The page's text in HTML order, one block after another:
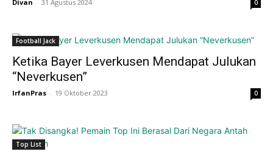
Divan - 31 Agustus 2024 0
Football Jack
Ketika Bayer Leverkusen Mendapat Julukan
“Neverkusen”
IrfanPras - 19 Oktober 2023 0
Top List